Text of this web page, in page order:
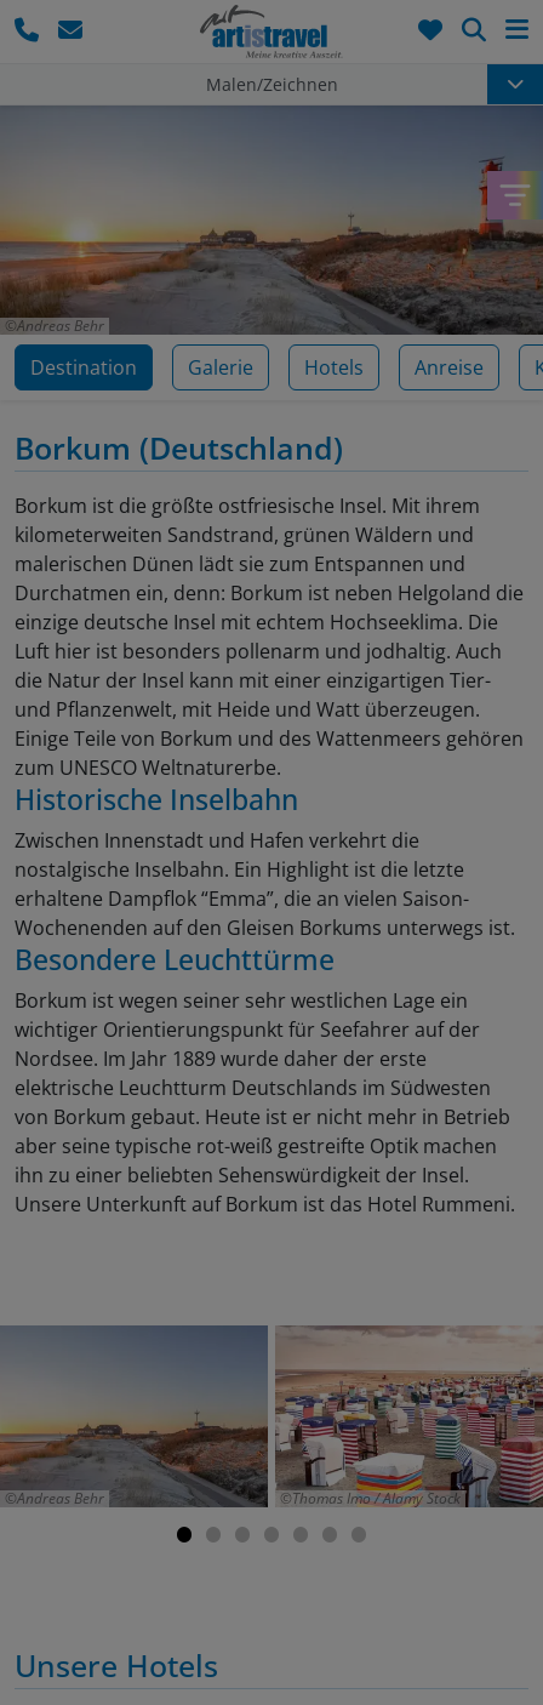
Malen/Zeichnen
Andreas Behr
Destination Galerie Hotels Anreise
Borkum (Deutschland)
Borkum ist die größte ostfriesische Insel. Mit ihrem
kilometerweiten Sandstrand, grünen Wäldern und
malerischen Dünen lädt sie zum Entspannen und
Durchatmen ein, denn: Borkum ist neben Helgoland die
einzige deutsche Insel mit echtem Hochseeklima. Die
Luft hier ist besonders pollenarm und jodhaltig. Auch
die Natur der Insel kann mit einer einzigartigen Tier-
und Pflanzenwelt, mit Heide und Watt überzeugen.
Einige Teile von Borkum und des Wattenmeers gehören
zum UNESCO Weltnaturerbe.
Historische Inselbahn
Zwischen Innenstadt und Hafen verkehrt die
nostalgische Inselbahn. Ein Highlight ist die letzte
erhaltene Dampflok “Emma”, die an vielen Saison-
Wochenenden auf den Gleisen Borkums unterwegs ist.
Besondere Leuchttürme
Borkum ist wegen seiner sehr westlichen Lage ein
wichtiger Orientierungspunkt für Seefahrer auf der
Nordsee. Im Jahr 1889 wurde daher der erste
elektrische Leuchtturm Deutschlands im Südwesten
von Borkum gebaut. Heute ist er nicht mehr in Betrieb
aber seine typische rot-weiß gestreifte Optik machen
ihn zu einer beliebten Sehenswürdigkeit der Insel.
Unsere Unterkunft auf Borkum ist das Hotel Rummeni.
Andreas Behr Thomas Imo / Alamy Stock
Unsere Hotels